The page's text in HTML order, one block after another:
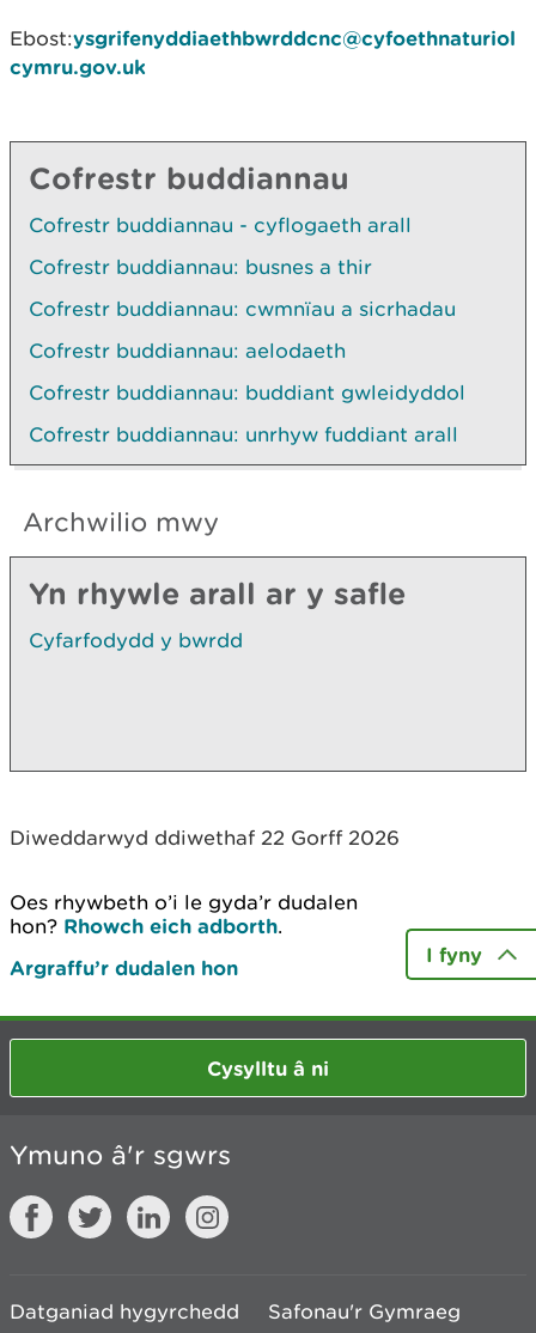
Ebost:ysgrifenyddiaethbwrddcnc@cyfoethnaturiol
cymru.gov.uk
Cofrestr buddiannau
Cofrestr buddiannau - cyflogaeth arall
Cofrestr buddiannau: busnes a thir
Cofrestr buddiannau: cwmnïau a sicrhadau
Cofrestr buddiannau: aelodaeth
Cofrestr buddiannau: buddiant gwleidyddol
Cofrestr buddiannau: unrhyw fuddiant arall
Archwilio mwy
Yn rhywle arall ar y safle
Cyfarfodydd y bwrdd
Diweddarwyd ddiwethaf 22 Gorff 2026
Oes rhywbeth o’i le gyda’r dudalen
hon? Rhowch eich adborth.
Argraffu’r dudalen hon
I fyny
Cysylltu â ni
Ymuno â'r sgwrs
Datganiad hygyrchedd Safonau'r Gymraeg